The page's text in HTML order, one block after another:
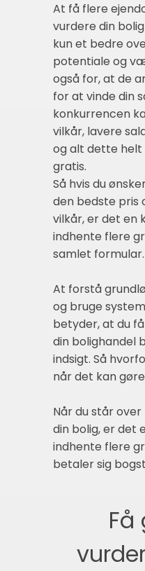
At få flere
vurdere din
kun et bedre
potentiale og
også for, at de
for at vinde din
konkurrencen
vilkår, lavere
og alt dette
gratis.
Så hvis du
den bedste pris
vilkår, er det en
indhente flere
samlet formular.
At forstå
og bruge
betyder, at du
din bolighandel
indsigt. Så
når det kan
Når du står
din bolig, er det
indhente flere
betaler sig
Få